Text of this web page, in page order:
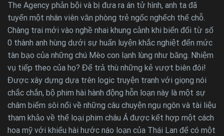
The Agency phản bội và bị đưa ra án tử hình, anh ta đã
tuyển một nhân viên văn phòng trẻ ngốc nghếch thế chỗ.
Chàng trai mới vào nghề nhai khung cảnh khi biến đổi từ số
0 thành anh hùng dưới sự huấn luyện khắc nghiệt đến mức
tàn bạo của những chú Mèo con lạnh lùng như băng. Nhiệm
vụ tiếp theo của họ? Để trả thù những kẻ vượt biên đôi!
Được xây dựng dựa trên logic truyện tranh với giọng nói
chắc chắn, bộ phim hài hành động hỗn loạn này là một sự
châm biếm sôi nổi về những câu chuyện ngụ ngôn và tài liệu
tham khảo về thể loại phim châu Á được kết hợp một cách
hoa mỹ với khiếu hài hước náo loạn của Thái Lan để có một